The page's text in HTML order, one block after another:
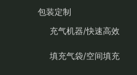
包装定制
充气机器/快速高效
填充气袋/空间填充